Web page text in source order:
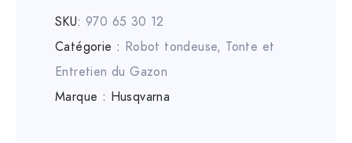
SKU: 970 65 30 12
Catégorie : Robot tondeuse, Tonte et
Entretien du Gazon
Marque : Husqvarna